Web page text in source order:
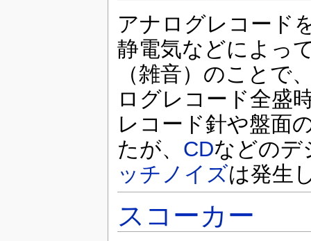
アナログレコード
静電気などによっ
（雑音）のことで
ログレコード全盛
レコード針や盤面
たが、 CDなどのデ
ッチノイズは発生
スコーカー